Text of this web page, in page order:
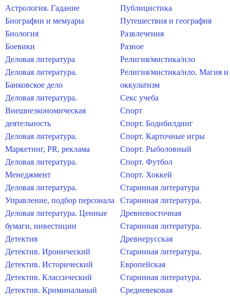
Астрология. Гадание
Биографии и мемуары
Биология
Боевики
Деловая литература
Деловая литература.
Банковское дело
Деловая литература.
Внешнеэкономическая
деятельность
Деловая литература.
Маркетинг, PR, реклама
Деловая литература.
Менеджмент
Деловая литература.
Управление, подбор персонала
Деловая литература. Ценные
бумаги, инвестиции
Детектив
Детектив. Иронический
Детектив. Исторический
Детектив. Классический
Детектив. Криминальный
Публицистика
Путешествия и география
Развлечения
Разное
Религия/мистика/нло
Религия/мистика/нло. Магия и
оккультизм
Секс учеба
Спорт
Спорт. Бодибилдинг
Спорт. Карточные игры
Спорт. Рыболовный
Спорт. Футбол
Спорт. Хоккей
Старинная литература
Старинная литература.
Древневосточная
Старинная литература.
Древнерусская
Старинная литература.
Европейская
Старинная литература.
Средневековая